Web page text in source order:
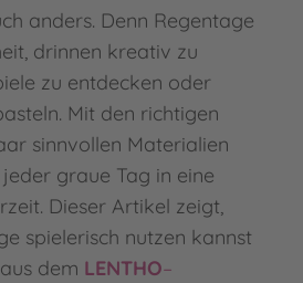
anders. Denn Regentage
drinnen kreativ zu
zu entdecken oder
Mit den richtigen
sinnvollen Materialien
graue Tag in eine
Dieser Artikel zeigt,
spielerisch nutzen kannst
dem LENTHO–